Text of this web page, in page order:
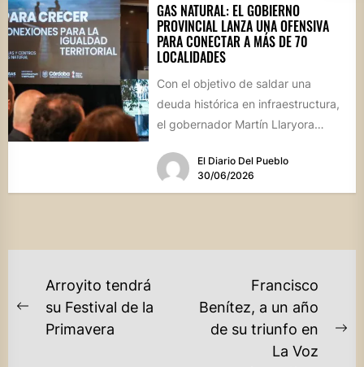
GAS NATURAL: EL GOBIERNO
PROVINCIAL LANZA UNA OFENSIVA
PARA CONECTAR A MÁS DE 70
LOCALIDADES
Con el objetivo de saldar una
deuda histórica en infraestructura,
el gobernador Martín Llaryora
Crecer",...El Diario Del Pueblo
30/06/2026
NAVEGACIÓN
DE
ENTRADAS
Previous
post:
Arroyito tendrá
su Festival de la
Primavera
Francisco
Benítez, a un año
de su triunfo en
La Voz